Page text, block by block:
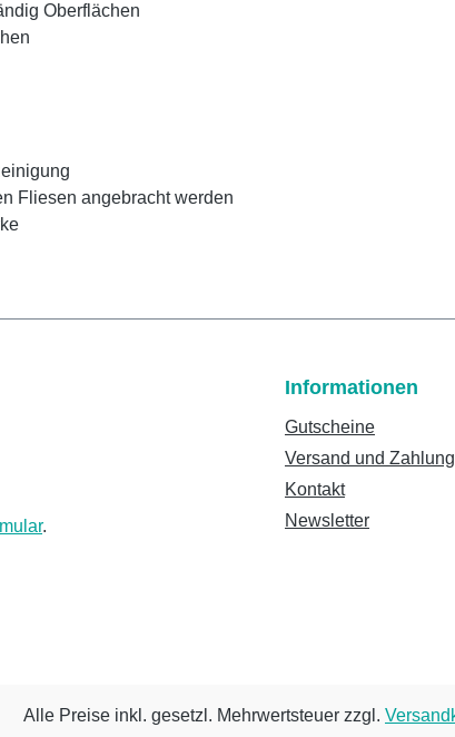
Oberflächen
Fliesen angebracht werden
.
Informationen
Gutscheine
Versand und Zahlung
Kontakt
Newsletter
Alle Preise inkl. gesetzl. Mehrwertsteuer zzgl.